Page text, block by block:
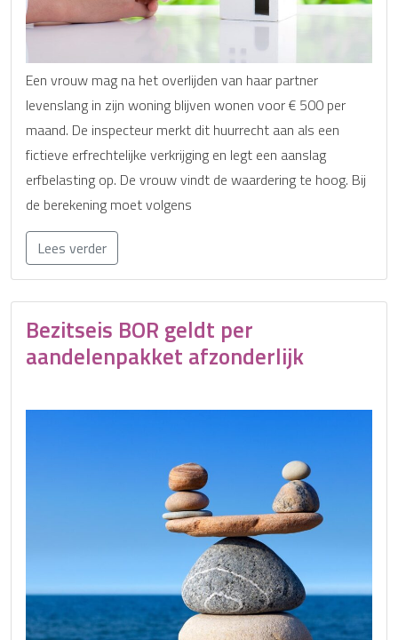
Een vrouw mag na het overlijden van haar partner
levenslang in zijn woning blijven wonen voor € 500 per
maand. De inspecteur merkt dit huurrecht aan als een
fictieve erfrechtelijke verkrijging en legt een aanslag
erfbelasting op. De vrouw vindt de waardering te hoog. Bij
de berekening moet volgens
Lees verder
Bezitseis BOR geldt per
aandelenpakket afzonderlijk